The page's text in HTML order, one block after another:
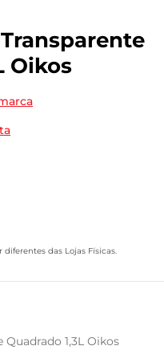
Oikos
das Lojas Físicas.
1,3L Oikos